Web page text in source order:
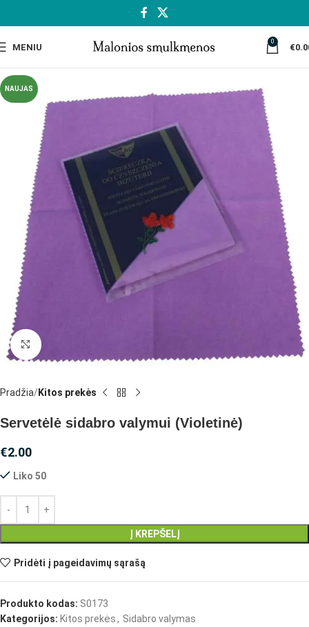
MENIU
0
€
NAUJAS
Spustelėkite, jei norite padidinti
Pradžia Kitos prekės
Servetėlė sidabro valymui (Violetinė)
€2.00
Liko 50
Į KREPŠELĮ
Pridėti į pageidavimų sąrašą
Produkto kodas: S0173
Kategorijos: Kitos prekės, Sidabro valymas